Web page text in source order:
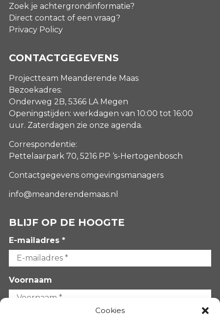
Cookies
Zoek je achtergrondinformatie?
Direct contact of een vraag?
Privacy Policy
CONTACTGEGEVENS
Projectteam Meanderende Maas
Bezoekadres:
Onderweg 2B, 5366 LA Megen
Openingstijden: werkdagen van 10:00 tot 16:00
uur. Zaterdagen zie onze agenda.
Correspondentie:
Pettelaarpark 70, 5216 PP ‘s-Hertogenbosch
Contactgegevens omgevingsmanagers
info@meanderendemaas.nl
BLIJF OP DE HOOGTE
E-mailadres *
Voornaam